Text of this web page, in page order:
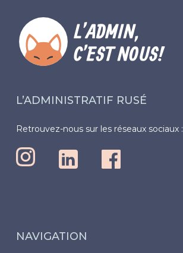
L’ADMINISTRATIF RUSÉ
Retrouvez-nous sur les réseaux sociaux :
NAVIGATION